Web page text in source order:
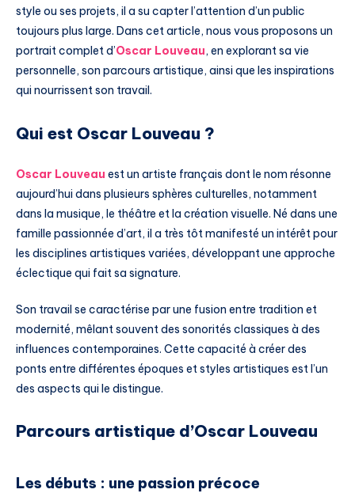
style ou ses projets, il a su capter l’attention d’un public
toujours plus large. Dans cet article, nous vous proposons un
portrait complet d’Oscar Louveau, en explorant sa vie
personnelle, son parcours artistique, ainsi que les inspirations
qui nourrissent son travail.
Qui est Oscar Louveau ?
Oscar Louveau est un artiste français dont le nom résonne
aujourd’hui dans plusieurs sphères culturelles, notamment
dans la musique, le théâtre et la création visuelle. Né dans une
famille passionnée d’art, il a très tôt manifesté un intérêt pour
les disciplines artistiques variées, développant une approche
éclectique qui fait sa signature.
Son travail se caractérise par une fusion entre tradition et
modernité, mêlant souvent des sonorités classiques à des
influences contemporaines. Cette capacité à créer des
ponts entre différentes époques et styles artistiques est l’un
des aspects qui le distingue.
Parcours artistique d’Oscar Louveau
Les débuts : une passion précoce